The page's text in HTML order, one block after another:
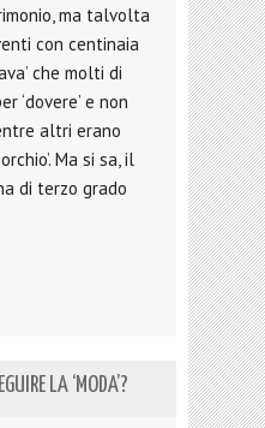
ma talvolta
con centinaia
che molti di
‘dovere’ e non
altri erano
Ma si sa, il
di terzo grado
LA ‘MODA’?